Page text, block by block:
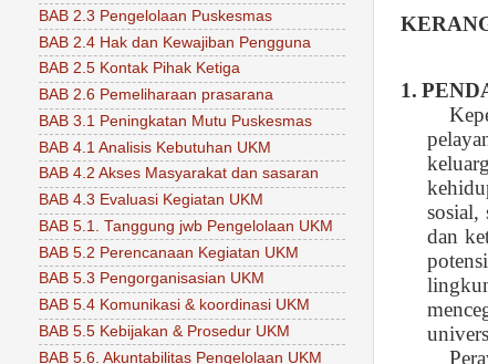
1.
sosial,
dan
BAB 2.3 Pengelolaan Puskesmas
BAB 2.4 Hak dan Kewajiban Pengguna
BAB 2.5 Kontak Pihak Ketiga
BAB 2.6 Pemeliharaan prasarana
BAB 3.1 Peningkatan Mutu Puskesmas
BAB 4.1 Analisis Kebutuhan UKM
BAB 4.2 Akses Masyarakat dan sasaran
BAB 4.3 Evaluasi Kegiatan UKM
BAB 5.1. Tanggung jwb Pengelolaan UKM
BAB 5.2 Perencanaan Kegiatan UKM
BAB 5.3 Pengorganisasian UKM
BAB 5.4 Komunikasi & koordinasi UKM
BAB 5.5 Kebijakan & Prosedur UKM
BAB 5.6. Akuntabilitas Pengelolaan UKM